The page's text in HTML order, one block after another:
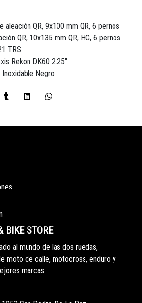
aleación QR, 9x100 mm QR, 6 pernos
QR, 10x135 mm QR, HG, 6 pernos
TRS
Rekon DK60 2.25"
Negro
BIKE STORE
al mundo de las dos ruedas,
moto de calle, motocross, enduro y
marcas.